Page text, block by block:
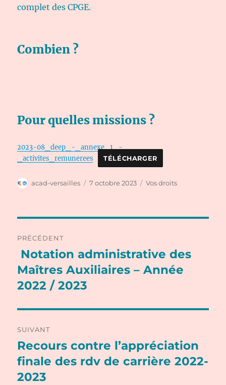
complet des CPGE.
Combien ?
Pour quelles missions ?
2023-08_deep_-_annexe_1_-
_activites_remunerees
TÉLÉCHARGER
Auteur
acad-versailles
Publié
7 octobre 2023 Catégories
Vos droits
de
l’article
PRÉCÉDENT
Publication
précédente :
Notation administrative des
Maîtres Auxiliaires – Année
2022 / 2023
SUIVANT
Publication
suivante :
Recours contre l’appréciation
finale des rdv de carrière 2022-
2023